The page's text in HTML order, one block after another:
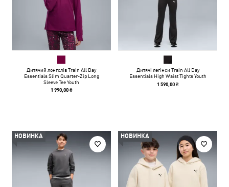
Дитячий лонгслів Train All Day
Essentials Slim Quarter-Zip Long
Sleeve Tee Youth
1 990,00 ₴
Дитячі легінси Train All Day
Essentials High Waist Tights Youth
1 590,00 ₴
НОВИНКА НОВИНКА